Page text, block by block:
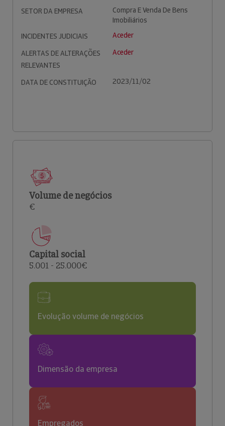
SETOR DA EMPRESA
Compra E Venda De Bens
Imobiliários
INCIDENTES JUDICIAIS
Aceder
ALERTAS DE ALTERAÇÕES
RELEVANTES
Aceder
DATA DE CONSTITUIÇÃO 2023/11/02
Volume de negócios
€
Capital social
5.001 - 25.000€
Evolução volume de negócios
Dimensão da empresa
Empregados